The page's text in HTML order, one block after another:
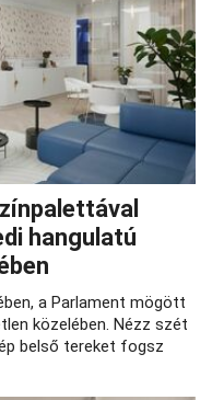
hangulatú
a Parlament mögött
közelében. Nézz szét
belső tereket fogsz